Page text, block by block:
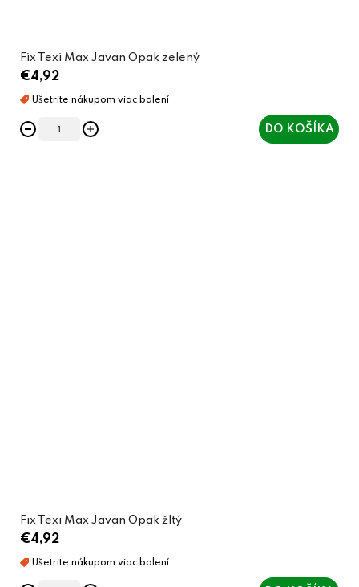
Fix Texi Max Javan Opak zelený
€4,92
DO KOŠÍKA
Fix Texi Max Javan Opak žltý
€4,92